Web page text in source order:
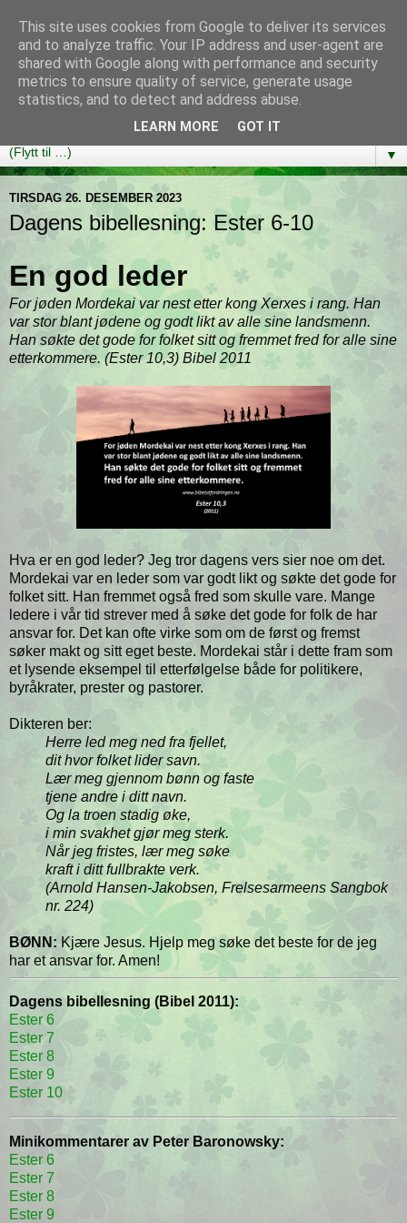
Bibelutfordringen
En bibelleseplan som hjelper deg med å lese gjennom hele
Bibelen på ett år!
▼
TIRSDAG 26. DESEMBER 2023
Dagens bibellesning: Ester 6-10
En god leder
For jøden Mordekai var nest etter kong Xerxes i rang. Han
var stor blant jødene og godt likt av alle sine landsmenn.
Han søkte det gode for folket sitt og fremmet fred for alle sine
etterkommere. (Ester 10,3) Bibel 2011
Hva er en god leder? Jeg tror dagens vers sier noe om det.
Mordekai var en leder som var godt likt og søkte det gode for
folket sitt. Han fremmet også fred som skulle vare. Mange
ledere i vår tid strever med å søke det gode for folk de har
ansvar for. Det kan ofte virke som om de først og fremst
søker makt og sitt eget beste. Mordekai står i dette fram som
et lysende eksempel til etterfølgelse både for politikere,
byråkrater, prester og pastorer.
Dikteren ber:
Herre led meg ned fra fjellet,
dit hvor folket lider savn.
Lær meg gjennom bønn og faste
tjene andre i ditt navn.
Og la troen stadig øke,
i min svakhet gjør meg sterk.
Når jeg fristes, lær meg søke
kraft i ditt fullbrakte verk.
(Arnold Hansen-Jakobsen, Frelsesarmeens Sangbok
nr. 224)
BØNN: Kjære Jesus. Hjelp meg søke det beste for de jeg
har et ansvar for. Amen!
Dagens bibellesning (Bibel 2011):
Ester 6
Ester 7
Ester 8
Ester 9
Ester 10
Minikommentarer av Peter Baronowsky:
Ester 6
Ester 7
Ester 8
Ester 9
This site uses cookies from Google to deliver its services
and to analyze traffic. Your IP address and user-agent are
shared with Google along with performance and security
metrics to ensure quality of service, generate usage
statistics, and to detect and address abuse.
LEARN MORE GOT IT